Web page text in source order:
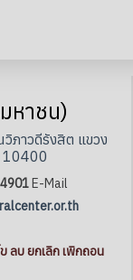
หาชน)
ภาวดีรังสิต แขวง
10400
E-Mail
ลบ ยกเลิก เพิกถอน